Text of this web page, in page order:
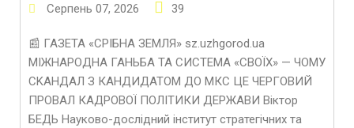
Серпень 07, 2026 39
📰 ГАЗЕТА «СРІБНА ЗЕМЛЯ» sz.uzhgorod.ua
МІЖНАРОДНА ГАНЬБА ТА СИСТЕМА «СВОЇХ» — ЧОМУ
СKАНДАЛ З КАНДИДАТОМ ДО МКС ЦЕ ЧЕРГОВИЙ
ПРОВАЛ КАДРОВОЇ ПОЛІТИКИ ДЕРЖАВИ Віктор
БЕДЬ Науково-дослідний інститут стратегічних та